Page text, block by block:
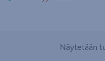
Näytetään